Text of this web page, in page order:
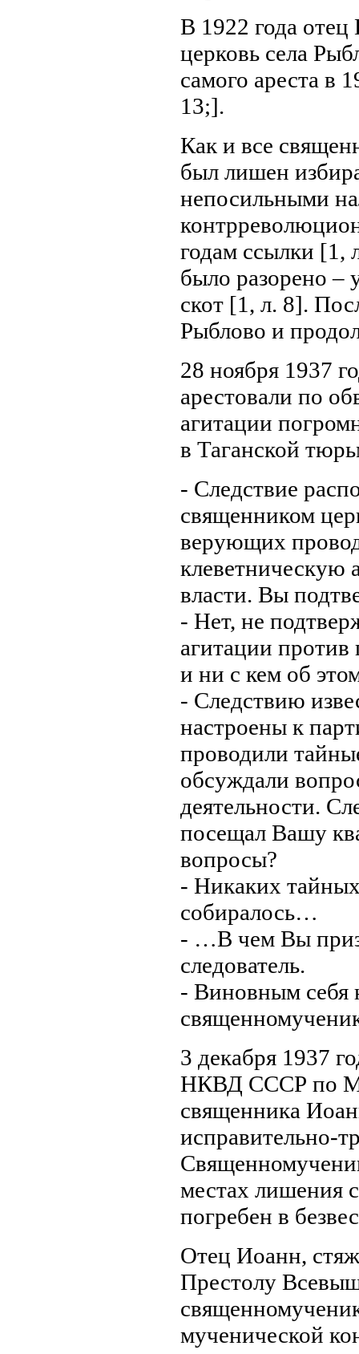
В 1922 года
церковь села
самого ареста в
13;].
Как и все
был лишен
непосильными
годам ссылки [1,
было разорено –
скот [1, л. 8].
Рыблово и
28 ноября 1937
арестовали по
агитации
в Таганской
- Следствие
священником
верующих
клеветническую
власти. Вы
- Нет, не
агитации против
и ни с кем об
- Следствию
настроены к
проводили
обсуждали
деятельности.
посещал Вашу
вопросы?
- Никаких
собиралось…
- …В чем Вы
следователь.
- Виновным себя
3 декабря 1937
НКВД СССР по
священника
исправительно-
местах лишения
погребен в
Отец Иоанн,
Престолу
мученической